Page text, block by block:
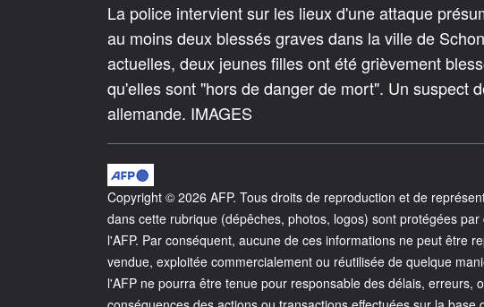
La police intervient sur les lieux d'une attaque
au moins deux blessés graves dans la ville de
actuelles, deux jeunes filles ont été grièvement
qu'elles sont "hors de danger de mort". Un suspect
allemande. IMAGES
Copyright © 2026 AFP. Tous droits de reproduction et de
dans cette rubrique (dépêches, photos, logos) sont protégées
l'AFP. Par conséquent, aucune de ces informations ne peut être
vendue, exploitée commercialement ou réutilisée de quelque
l'AFP ne pourra être tenue pour responsable des délais, erreurs,